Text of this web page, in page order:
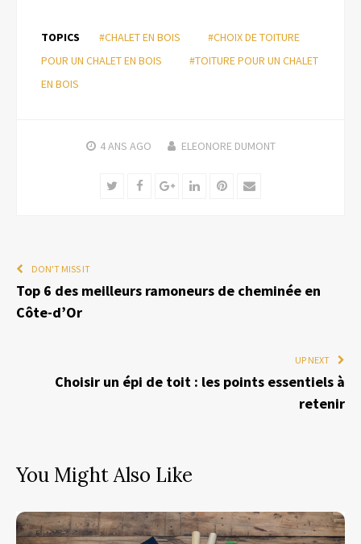
TOPICS #CHALET EN BOIS
#CHOIX DE TOITURE
POUR UN CHALET EN BOIS
#TOITURE POUR UN CHALET
EN BOIS
4 ANS AGO ELEONORE DUMONT
TwitterFacebookGoogle+LinkedInPinterest
Email
DON'T MISS IT
Top 6 des meilleurs ramoneurs de cheminée en
Côte-d’Or
UP NEXT
Choisir un épi de toit : les points essentiels à
retenir
You Might Also Like